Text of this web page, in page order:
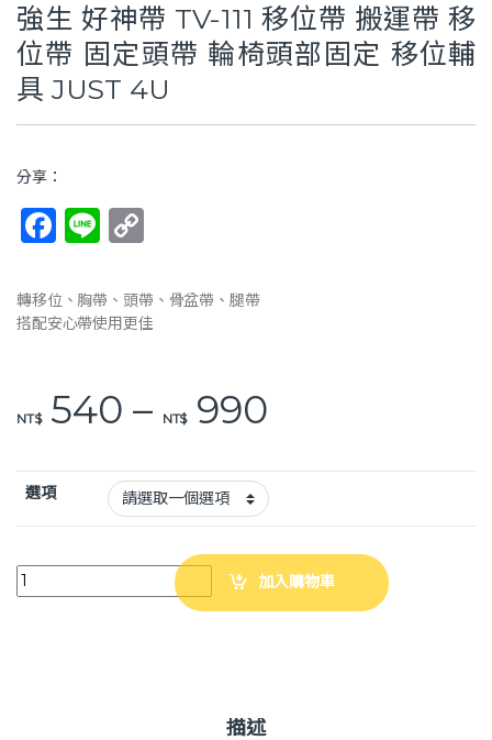
強生 好神帶 TV-111 移位帶 搬運帶 移
位帶 固定頭帶 輪椅頭部固定 移位輔
具 JUST 4U
分享：
F
c
e
o
o
k
Li
e
p
y
n
k
轉移位、胸帶、頭帶、骨盆帶、腿帶
搭配安心帶使用更佳
NT$540 – NT$990價格範圍：
選項
強生 好神帶 TV-111 移位帶 搬運帶 移位帶 固定頭帶 輪椅頭部固定 移
加入購物車
描述